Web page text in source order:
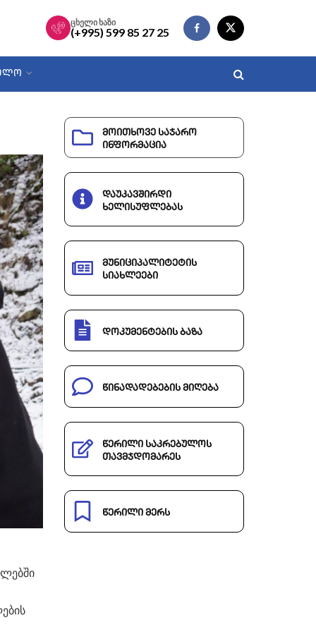
ცხელი ხაზი
(+995) 599 85 27 25
მოითხოვე საჯარო
ინფორმაცია
დაუკავშირდი
ხელისუფლებას
მუნიციპალიტეტის
სიახლეები
დოკუმენტების ბაზა
წინადადებების მიღება
წერილი საკრებულოს
თავმჯდომარეს
წერილი მერს